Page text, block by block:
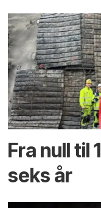
Fra null til
seks år